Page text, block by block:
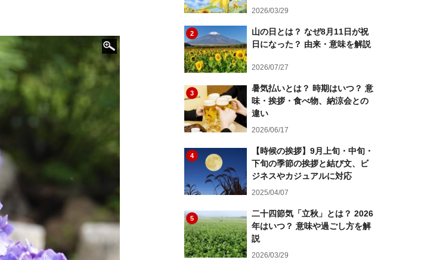
2026/03/29
2
山の日とは？ なぜ8月11日が祝
日になった？ 由来・意味を解説
2026/07/27
3
暑気払いとは？ 時期はいつ？ 意
味・挨拶・食べ物、納涼会との
違い
2026/06/17
4
【時候の挨拶】9月上旬・中旬・
下旬の季節の挨拶と結び文、ビ
ジネスやカジュアルに対応
2025/04/07
5
二十四節気「立秋」とは？ 2026
年はいつ？ 意味や過ごし方を解
説
2026/03/29